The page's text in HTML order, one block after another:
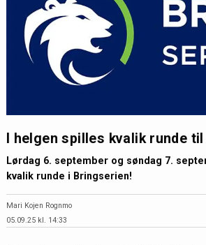
I helgen spilles kvalik runde
Lørdag 6. september og søndag 7.
kvalik runde i Bringserien!
Mari Kojen Rognmo
05.09.25 kl. 14:33